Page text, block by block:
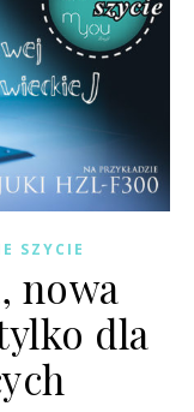
SZYCIE
nowa
dla